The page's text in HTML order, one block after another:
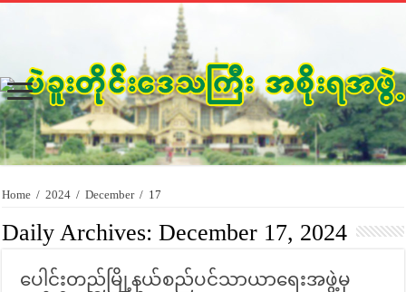
Home / 2024 / December / 17
Daily Archives:December 17, 2024
ပေါင်းတည်မြို့နယ်စည်ပင်သာယာရေးအဖွဲ့မှ